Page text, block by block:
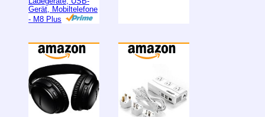
Gerät, Mobiltelefone
- M8 Plus